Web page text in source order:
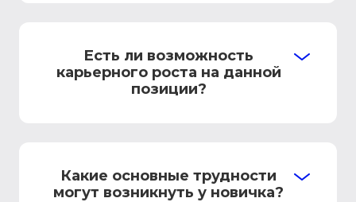
Есть ли возможность
карьерного роста на данной
позиции?
Какие основные трудности
могут возникнуть у новичка?